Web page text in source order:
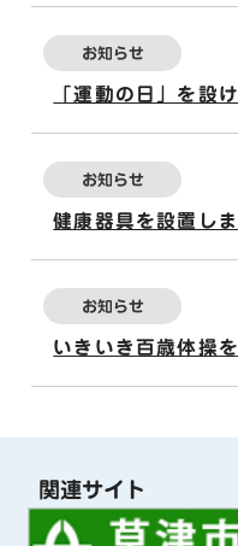
お知らせ
「運動の日」を設
お知らせ
健康器具を設置し
お知らせ
いきいき百歳体操
関連サイト